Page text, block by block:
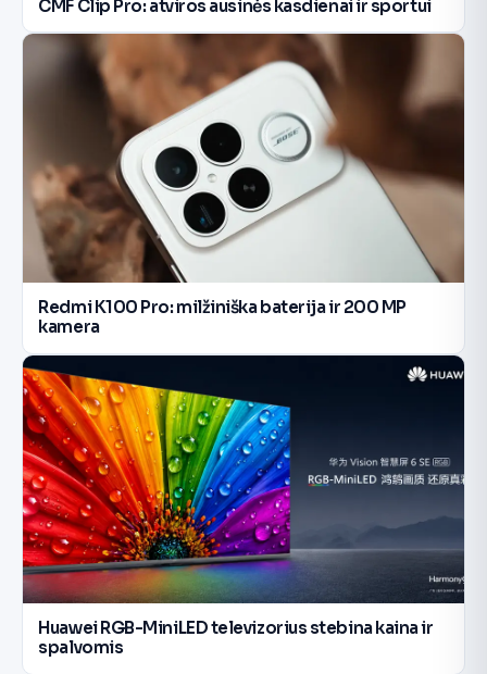
CMF Clip Pro: atviros ausinės kasdienai ir sportui
Redmi K100 Pro: milžiniška baterija ir 200 MP
kamera
Huawei RGB-MiniLED televizorius stebina kaina ir
spalvomis